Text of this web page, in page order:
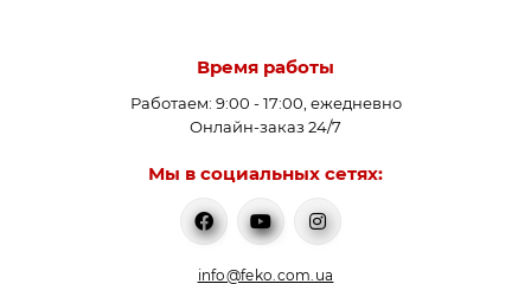
Вся продукция Buderus характеризуется:
Безупречным качеством;
Длительным сроком эксплуатации;
Время работы
Работаем: 9:00 - 17:00, ежедневно
Онлайн-заказ 24/7
Мы в социальных сетях:
info@feko.com.ua